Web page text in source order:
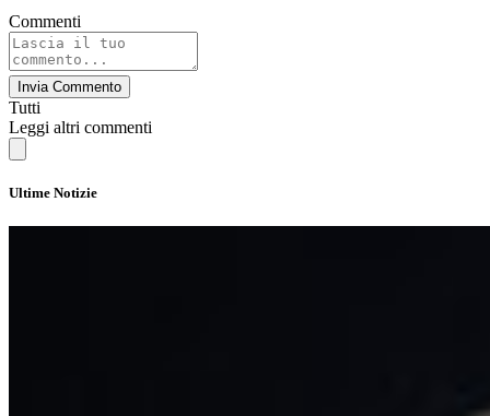
Commenti
Invia Commento
Tutti
Leggi altri commenti
Ultime Notizie